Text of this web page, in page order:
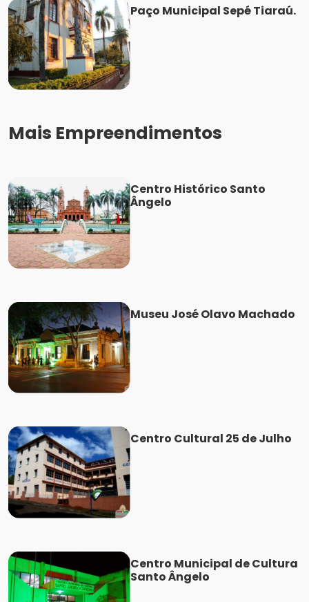
Paço Municipal Sepé Tiaraú.
Mais Empreendimentos
Centro Histórico Santo
Ângelo
Museu José Olavo Machado
Centro Cultural 25 de Julho
Centro Municipal de Cultura
Santo Ângelo